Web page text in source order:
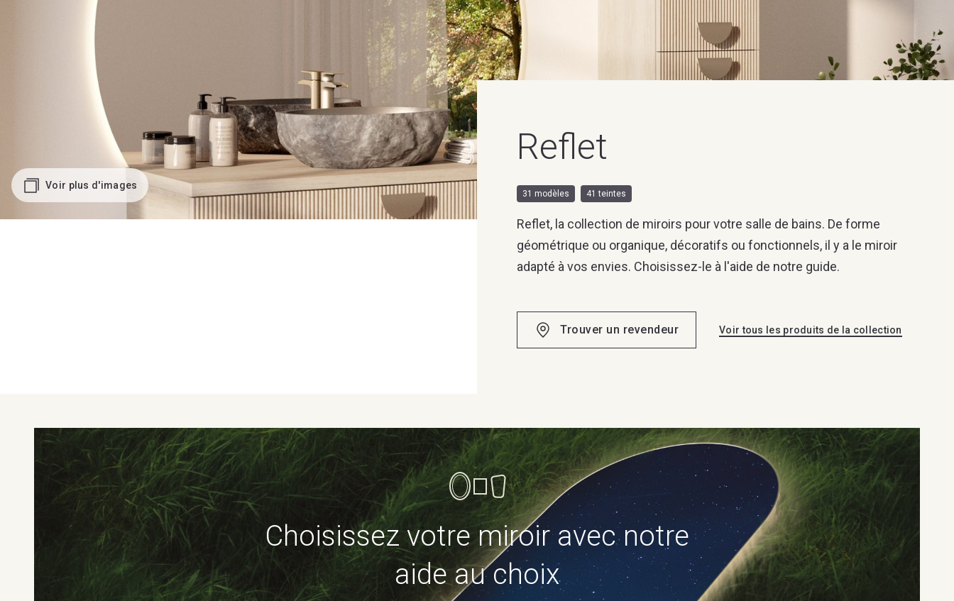
Voir plus d'images
Reflet
31 modèles 41 teintes
Reflet, la collection de miroirs pour votre salle de bains. De forme
géométrique ou organique, décoratifs ou fonctionnels, il y a le miroir
adapté à vos envies. Choisissez-le à l'aide de notre guide.
Trouver un revendeur Voir tous les produits de la collection
Choisissez votre miroir avec notre
aide au choix